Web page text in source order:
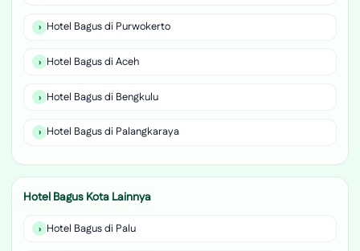
Hotel Bagus di Purwokerto
Hotel Bagus di Aceh
Hotel Bagus di Bengkulu
Hotel Bagus di Palangkaraya
Hotel Bagus Kota Lainnya
Hotel Bagus di Palu